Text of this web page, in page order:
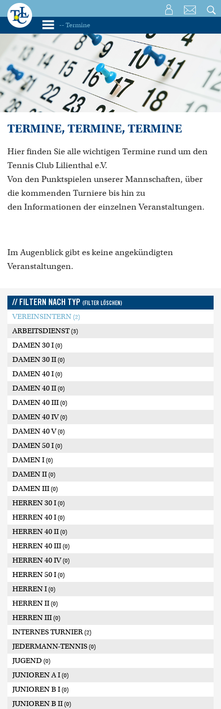
TERMINE, TERMINE, TERMINE
Hier finden Sie alle wichtigen Termine rund um den
Tennis Club Lilienthal e.V.
Von den Punktspielen unserer Mannschaften, über
die kommenden Turniere bis hin zu
den Informationen der einzelnen Veranstaltungen.
Im Augenblick gibt es keine angekündigten
Veranstaltungen.
// FILTERN NACH TYP (FILTER LÖSCHEN)
VEREINSINTERN (2)
ARBEITSDIENST(3)
DAMEN 30 I (0)
DAMEN 30 II (0)
DAMEN 40 I (0)
DAMEN 40 II (0)
DAMEN 40 III (0)
DAMEN 40 IV(0)
DAMEN 40 V(0)
DAMEN 50 I (0)
DAMEN I (0)
DAMEN II (0)
DAMEN III (0)
HERREN 30 I (0)
HERREN 40 I (0)
HERREN 40 II (0)
HERREN 40 III (0)
HERREN 40 IV(0)
HERREN 50 I (0)
HERREN I (0)
HERREN II (0)
HERREN III (0)
INTERNES TURNIER (2)
JEDERMANN-TENNIS (0)
JUGEND (0)
JUNIOREN A I (0)
JUNIOREN B I (0)
JUNIOREN B II (0)